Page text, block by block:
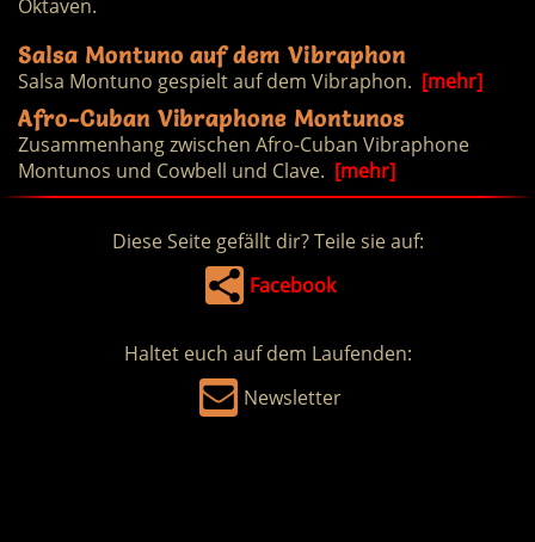
Oktaven.
Salsa Montuno auf dem Vibraphon
Salsa Montuno gespielt auf dem Vibraphon. [mehr]
Afro-Cuban Vibraphone Montunos
Zusammenhang zwischen Afro-Cuban Vibraphone
Montunos und Cowbell und Clave. [mehr]
Diese Seite gefällt dir? Teile sie auf:
Facebook
Haltet euch auf dem Laufenden:
Newsletter